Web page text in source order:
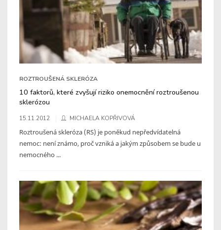
ROZTROUŠENÁ SKLERÓZA
10 faktorů, které zvyšují riziko onemocnění roztroušenou
sklerózou
15.11.2012 MICHAELA KOPŘIVOVÁ
Roztroušená skleróza (RS) je poněkud nepředvídatelná
nemoc: není známo, proč vzniká a jakým způsobem se bude u
nemocného ...